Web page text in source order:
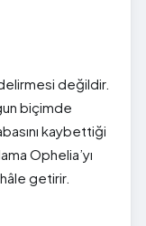
değildir.
biçimde
kaybettiği
Ophelia’yı
getirir.